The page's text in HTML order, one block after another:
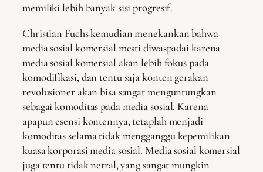
memiliki lebih banyak sisi progresif.
Christian Fuchs kemudian menekankan bahwa
media sosial komersial mesti diwaspadai karena
media sosial komersial akan lebih fokus pada
komodifikasi, dan tentu saja konten gerakan
revolusioner akan bisa sangat menguntungkan
sebagai komoditas pada media sosial. Karena
apapun esensi kontennya, tetaplah menjadi
komoditas selama tidak mengganggu kepemilikan
kuasa korporasi media sosial. Media sosial komersial
juga tentu tidak netral, yang sangat mungkin